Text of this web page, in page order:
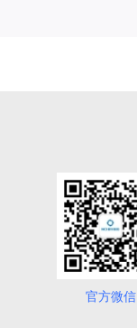
官方微信